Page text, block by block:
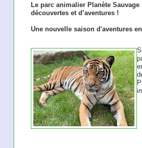
Le parc animalier Planète
découvertes et d’aventures !
Une nouvelle saison d'aventures